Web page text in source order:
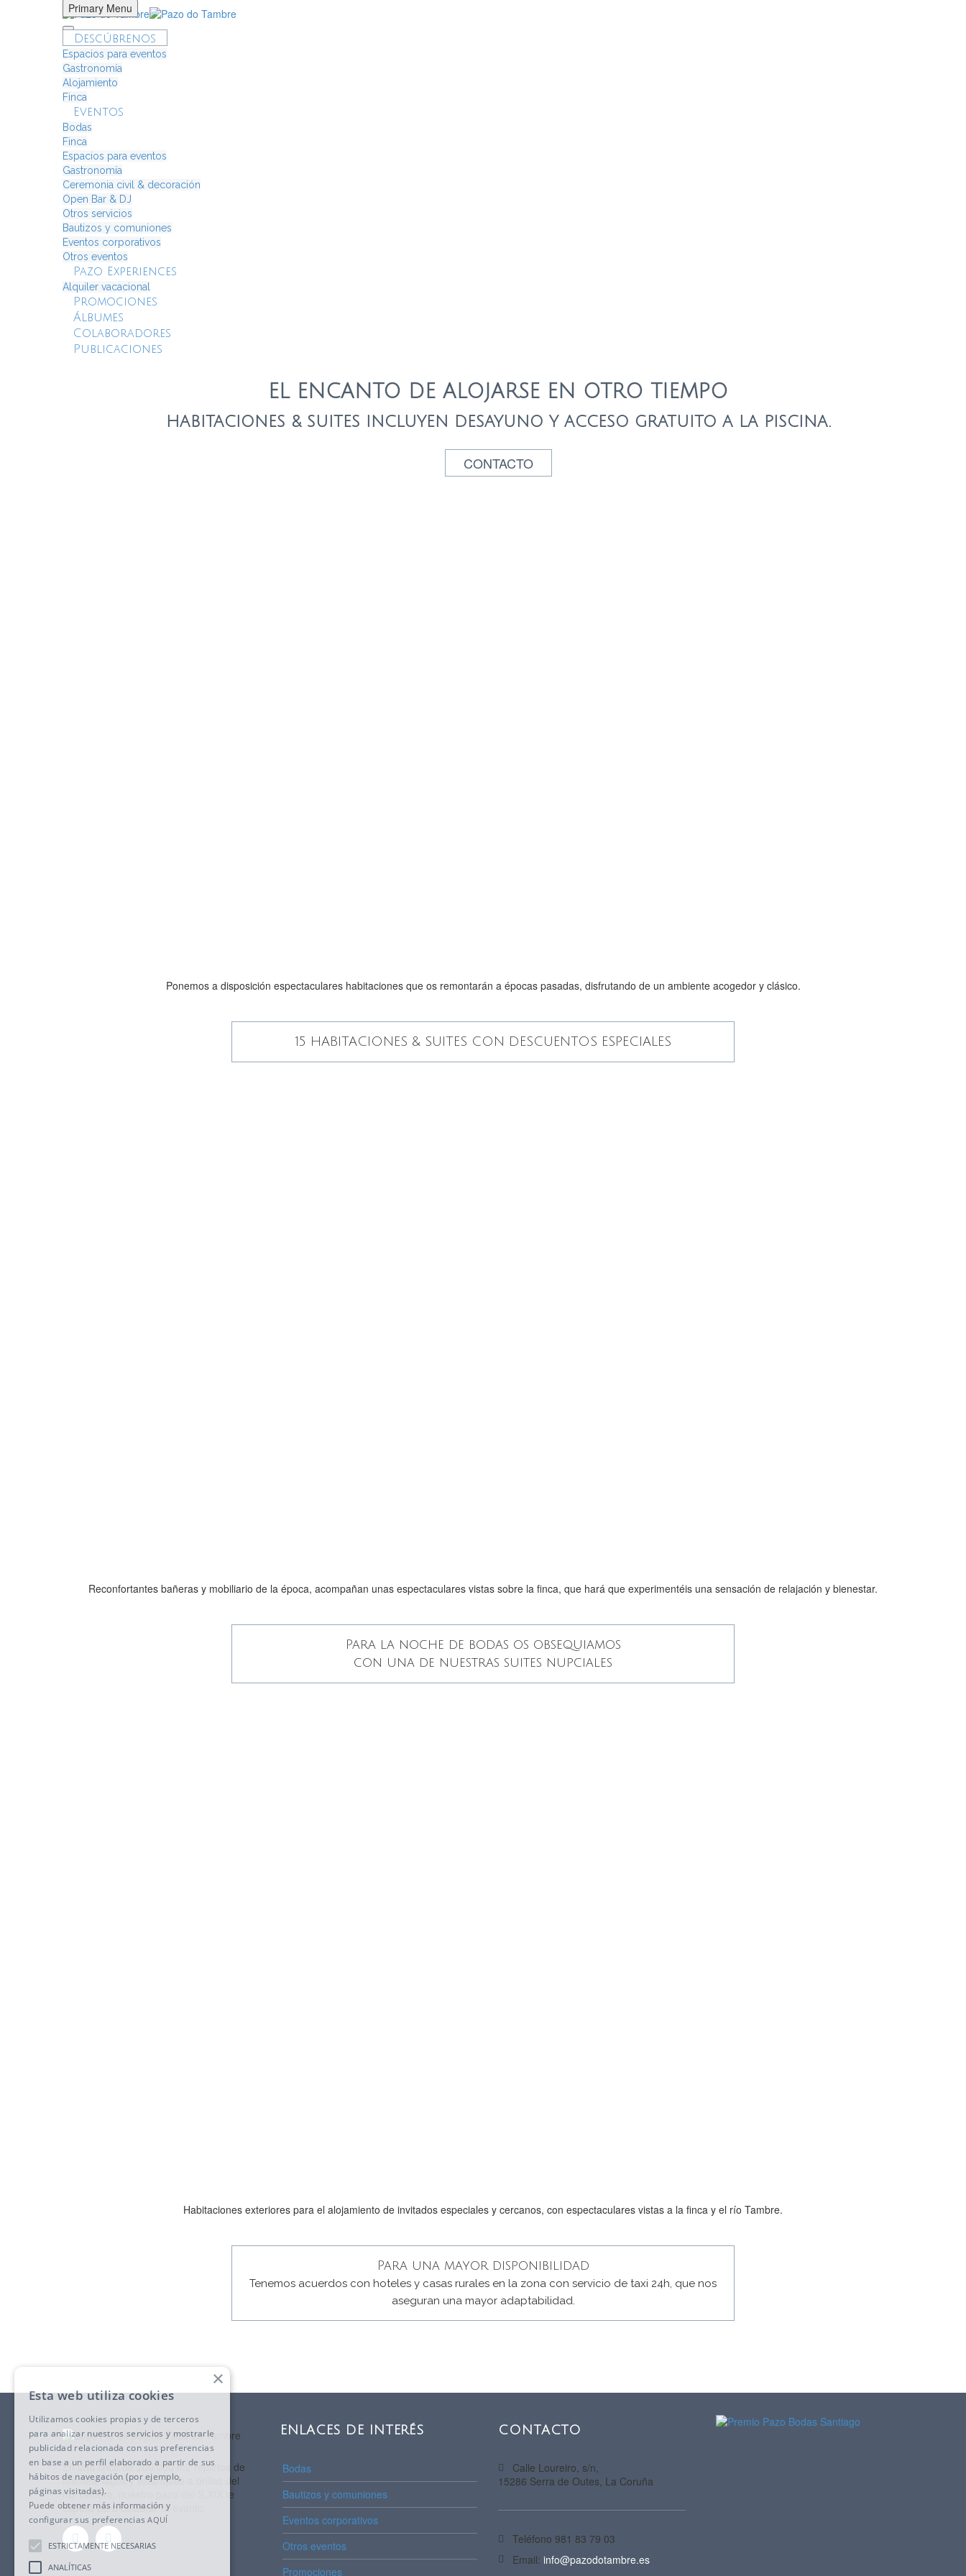
Primary Menu
Descúbrenos
Espacios para eventos
Gastronomía
Alojamiento
Finca
Eventos
Bodas
Finca
Espacios para eventos
Gastronomía
Ceremonia civil & decoración
Open Bar & DJ
Otros servicios
Bautizos y comuniones
Eventos corporativos
Otros eventos
Pazo Experiences
Alquiler vacacional
Promociones
Álbumes
Colaboradores
Publicaciones
EL ENCANTO DE ALOJARSE EN OTRO TIEMPO
HABITACIONES & SUITES INCLUYEN DESAYUNO Y ACCESO GRATUITO A LA PISCINA.
CONTACTO
Ponemos a disposición espectaculares habitaciones que os remontarán a épocas pasadas, disfrutando de un ambiente acogedor y clásico.
15 HABITACIONES & SUITES CON DESCUENTOS ESPECIALES
Reconfortantes bañeras y mobiliario de la época, acompañan unas espectaculares vistas sobre la finca, que hará que experimentéis una sensación de relajación y bienestar.
Para la noche de bodas os obsequiamos
con una de nuestras suites nupciales
Habitaciones exteriores para el alojamiento de invitados especiales y cercanos, con espectaculares vistas a la finca y el río Tambre.
Para una mayor disponibilidad
Tenemos acuerdos con hoteles y casas rurales en la zona con servicio de taxi 24h, que nos
aseguran una mayor adaptabilidad.
En una finca de 200.000 m2 repletos de
fuentes, lagos y estanques a orillas del
río Tambre, nuestro pazo del S.XIX te
espera para celebrar tu evento.
ENLACES DE INTERÉS
Bodas
Bautizos y comuniones
Eventos corporativos
Otros eventos
Promociones
CONTACTO
Calle Loureiro, s/n,
15286 Serra de Outes, La Coruña
Teléfono 981 83 79 03
Email: info@pazodotambre.es
×
Esta web utiliza cookies
Utilizamos cookies propias y de terceros
para analizar nuestros servicios y mostrarle
publicidad relacionada con sus preferencias
en base a un perfil elaborado a partir de sus
hábitos de navegación (por ejemplo,
páginas visitadas).
Puede obtener más información y
configurar sus preferenciasAQUÍ
ESTRICTAMENTE NECESARIAS
ANALÍTICAS